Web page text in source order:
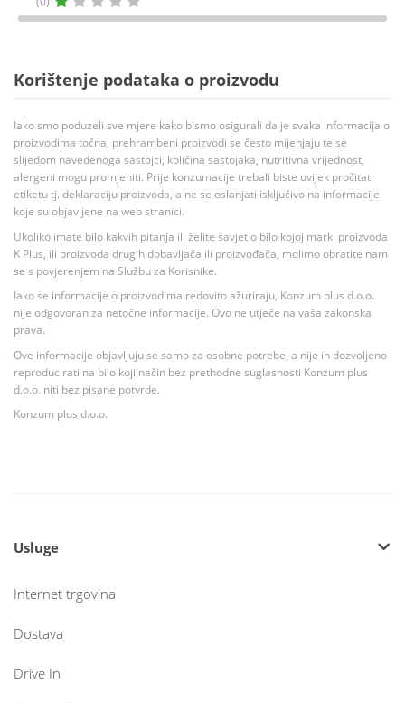
Korištenje podataka o proizvodu
Iako smo poduzeli sve mjere kako bismo osigurali da je svaka informacija o
proizvodima točna, prehrambeni proizvodi se često mijenjaju te se
slijedom navedenoga sastojci, količina sastojaka, nutritivna vrijednost,
alergeni mogu promjeniti. Prije konzumacije trebali biste uvijek pročitati
etiketu tj. deklaraciju proizvoda, a ne se oslanjati isključivo na informacije
koje su objavljene na web stranici.
Ukoliko imate bilo kakvih pitanja ili želite savjet o bilo kojoj marki proizvoda
K Plus, ili proizvoda drugih dobavljača ili proizvođača, molimo obratite nam
se s povjerenjem na Službu za Korisnike.
Iako se informacije o proizvodima redovito ažuriraju, Konzum plus d.o.o.
nije odgovoran za netočne informacije. Ovo ne utječe na vaša zakonska
prava.
Ove informacije objavljuju se samo za osobne potrebe, a nije ih dozvoljeno
reproducirati na bilo koji način bez prethodne suglasnosti Konzum plus
d.o.o. niti bez pisane potvrde.
Konzum plus d.o.o.
Usluge
Internet trgovina
Dostava
Drive In